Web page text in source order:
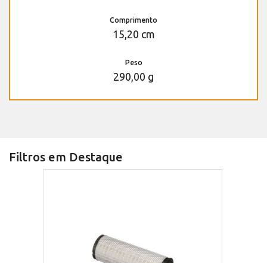
Comprimento
15,20 cm
Peso
290,00 g
Filtros em Destaque